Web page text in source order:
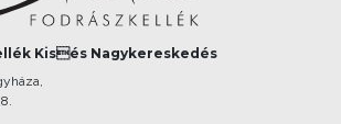
Kisés Nagykereskedés